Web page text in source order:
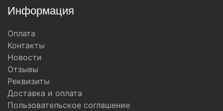
Информация
Оплата
Контакты
Новости
Отзывы
Реквизиты
Доставка и оплата
Пользовательское соглашение